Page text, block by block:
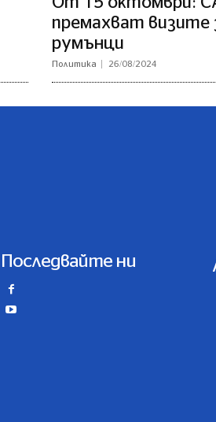
премахват визите
румънци
Политика 26/08/2024
Последвайте ни